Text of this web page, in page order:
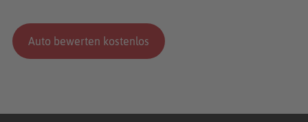
Auto bewerten kostenlos